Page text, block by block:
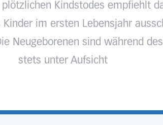
Kindstodes empfiehlt
Kinder im ersten Lebensjahr
Neugeborenen sind während
stets unter Aufsicht